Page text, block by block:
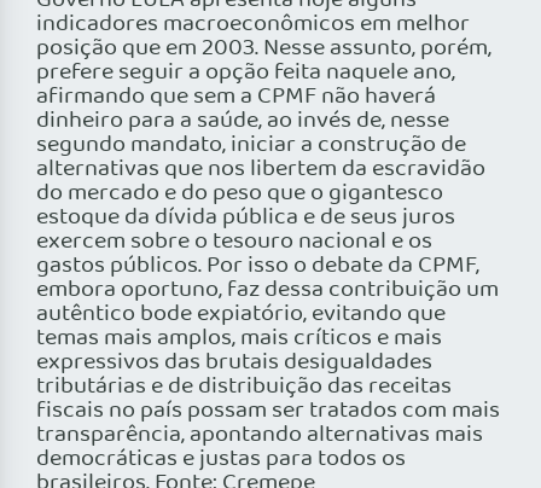
indicadores macroeconômicos em melhor
posição que em 2003. Nesse assunto, porém,
prefere seguir a opção feita naquele ano,
afirmando que sem a CPMF não haverá
dinheiro para a saúde, ao invés de, nesse
segundo mandato, iniciar a construção de
alternativas que nos libertem da escravidão
do mercado e do peso que o gigantesco
estoque da dívida pública e de seus juros
exercem sobre o tesouro nacional e os
gastos públicos. Por isso o debate da CPMF,
embora oportuno, faz dessa contribuição um
autêntico bode expiatório, evitando que
temas mais amplos, mais críticos e mais
expressivos das brutais desigualdades
tributárias e de distribuição das receitas
fiscais no país possam ser tratados com mais
transparência, apontando alternativas mais
democráticas e justas para todos os